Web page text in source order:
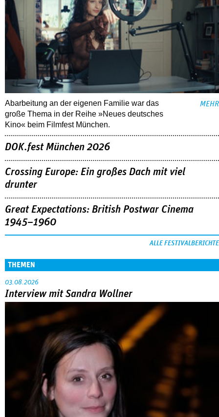
Abarbeitung an der eigenen Familie war das
große Thema in der Reihe »Neues deutsches
Kino« beim Filmfest München.
MEHR
DOK.fest München 2026
Crossing Europe: Ein großes Dach mit viel
drunter
Great Expectations: British Postwar Cinema
1945–1960
ALLE FESTIVALBERICHTE
THEMEN
03.08.2026
Interview mit Sandra Wollner